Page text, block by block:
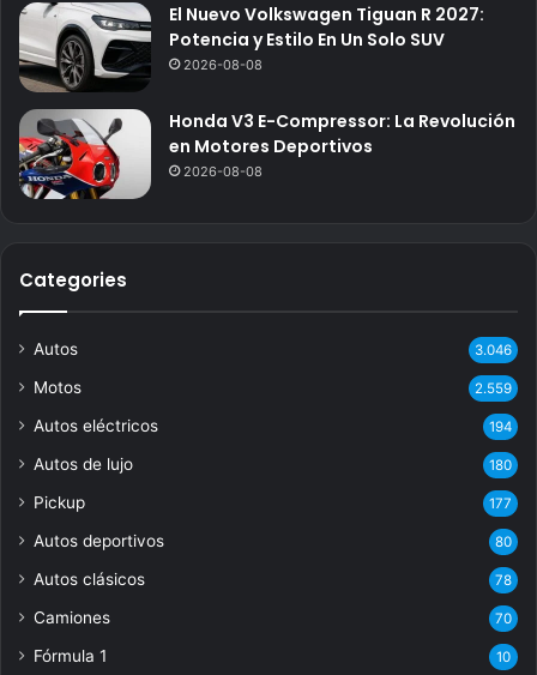
El Nuevo Volkswagen Tiguan R 2027:
Potencia y Estilo En Un Solo SUV
2026-08-08
Honda V3 E-Compressor: La Revolución
en Motores Deportivos
2026-08-08
Categories
Autos 3.046
Motos 2.559
Autos eléctricos 194
Autos de lujo 180
Pickup 177
Autos deportivos 80
Autos clásicos 78
Camiones 70
Fórmula 1 10